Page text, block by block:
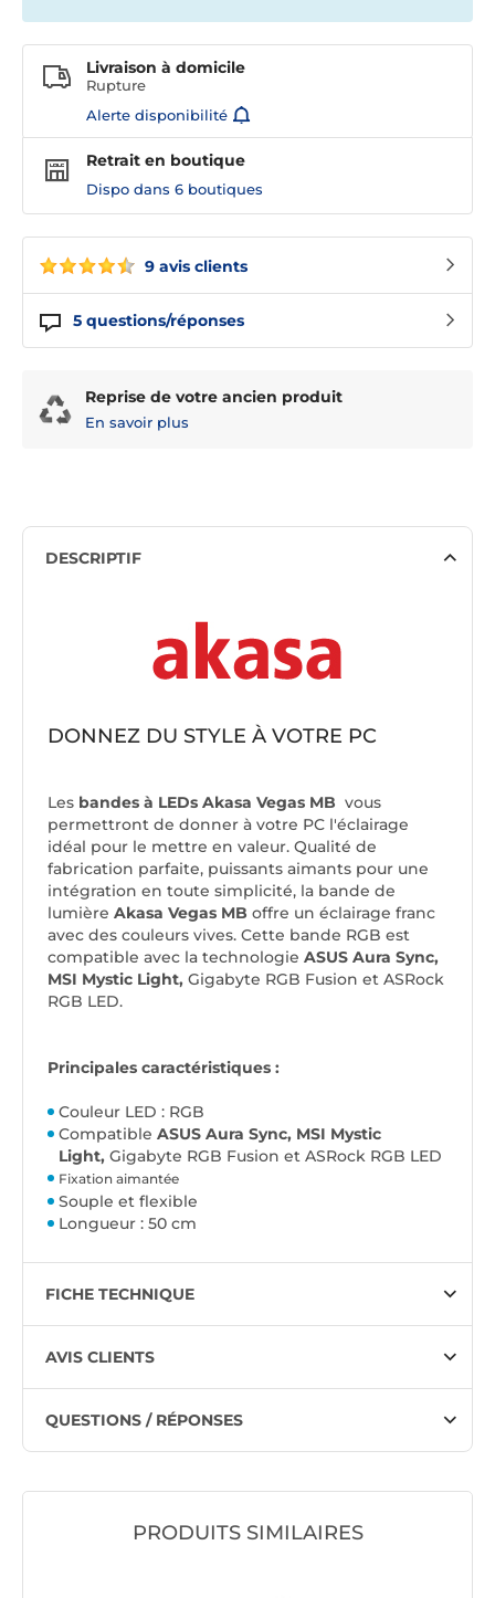
9 avis clients
5 questions/réponses
Livraison à domicile
Rupture
Alerte disponibilité
Retrait en boutique
Dispo dans 6 boutiques
Reprise de votre ancien produit
En savoir plus
DESCRIPTIF
DONNEZ DU STYLE À VOTRE PC
Les bandes à LEDs Akasa Vegas MB vous
permettront de donner à votre PC l'éclairage
idéal pour le mettre en valeur. Qualité de
fabrication parfaite, puissants aimants pour une
intégration en toute simplicité, la bande de
lumière Akasa Vegas MB offre un éclairage franc
avec des couleurs vives. Cette bande RGB est
compatible avec la technologie ASUS Aura Sync,
MSI Mystic Light, Gigabyte RGB Fusion et ASRock
RGB LED.
Principales caractéristiques :
Couleur LED : RGB
Compatible ASUS Aura Sync, MSI Mystic
Light, Gigabyte RGB Fusion et ASRock RGB LED
Fixation aimantée
Souple et flexible
Longueur : 50 cm
FICHE TECHNIQUE
AVIS CLIENTS
QUESTIONS / RÉPONSES
PRODUITS SIMILAIRES